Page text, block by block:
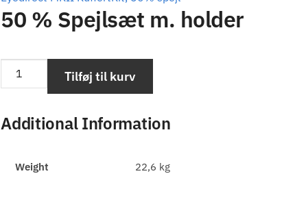
50 % Spejlsæt m. holder
Tilføj til kurv
Additional Information
Weight 22,6 kg